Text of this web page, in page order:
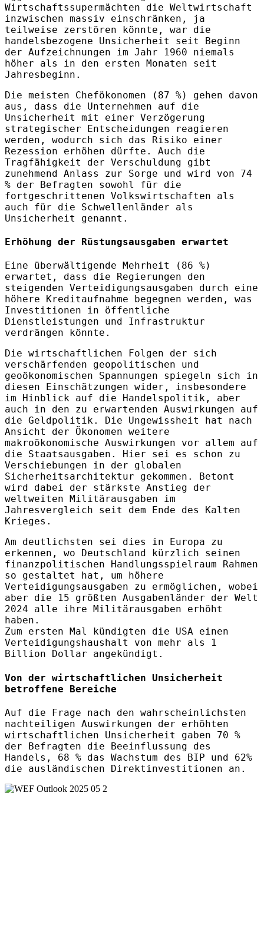
Wirtschaftssupermächten die Weltwirtschaft
inzwischen massiv einschränken, ja
teilweise zerstören könnte, war die
handelsbezogene Unsicherheit seit Beginn
der Aufzeichnungen im Jahr 1960 niemals
höher als in den ersten Monaten seit
Jahresbeginn.
Die meisten Chefökonomen (87 %) gehen davon
aus, dass die Unternehmen auf die
Unsicherheit mit einer Verzögerung
strategischer Entscheidungen reagieren
werden, wodurch sich das Risiko einer
Rezession erhöhen dürfte. Auch die
Tragfähigkeit der Verschuldung gibt
zunehmend Anlass zur Sorge und wird von 74
% der Befragten sowohl für die
fortgeschrittenen Volkswirtschaften als
auch für die Schwellenländer als
Unsicherheit genannt.
Erhöhung der Rüstungsausgaben erwartet
Eine überwältigende Mehrheit (86 %)
erwartet, dass die Regierungen den
steigenden Verteidigungsausgaben durch eine
höhere Kreditaufnahme begegnen werden, was
Investitionen in öffentliche
Dienstleistungen und Infrastruktur
verdrängen könnte.
Die wirtschaftlichen Folgen der sich
verschärfenden geopolitischen und
geoökonomischen Spannungen spiegeln sich in
diesen Einschätzungen wider, insbesondere
im Hinblick auf die Handelspolitik, aber
auch in den zu erwartenden Auswirkungen auf
die Geldpolitik. Die Ungewissheit hat nach
Ansicht der Ökonomen weitere
makroökonomische Auswirkungen vor allem auf
die Staatsausgaben. Hier sei es schon zu
Verschiebungen in der globalen
Sicherheitsarchitektur gekommen. Betont
wird dabei der stärkste Anstieg der
weltweiten Militärausgaben im
Jahresvergleich seit dem Ende des Kalten
Krieges.
Am deutlichsten sei dies in Europa zu
erkennen, wo Deutschland kürzlich seinen
finanzpolitischen Handlungsspielraum Rahmen
so gestaltet hat, um höhere
Verteidigungsausgaben zu ermöglichen, wobei
aber die 15 größten Ausgabenländer der Welt
2024 alle ihre Militärausgaben erhöht
haben.
Zum ersten Mal kündigten die USA einen
Verteidigungshaushalt von mehr als 1
Billion Dollar angekündigt.
Von der wirtschaftlichen Unsicherheit
betroffene Bereiche
Auf die Frage nach den wahrscheinlichsten
nachteiligen Auswirkungen der erhöhten
wirtschaftlichen Unsicherheit gaben 70 %
der Befragten die Beeinflussung des
Handels, 68 % das Wachstum des BIP und 62%
die ausländischen Direktinvestitionen an.